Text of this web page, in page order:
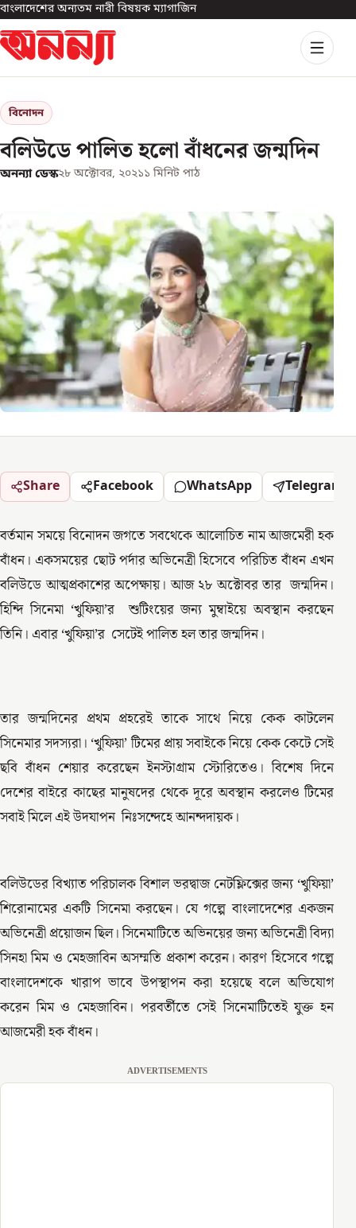
বাংলাদেশের অন্যতম নারী বিষয়ক ম্যাগাজিন
বিনোদন
বলিউডে পালিত হলো বাঁধনের জন্মদিন
অনন্যা ডেস্ক২৮ অক্টোবর, ২০২১১ মিনিট পাঠ
Share Facebook WhatsApp Telegram
বর্তমান সময়ে বিনোদন জগতে সবথেকে আলোচিত নাম আজমেরী হক
বাঁধন। একসময়ের ছোট পর্দার অভিনেত্রী হিসেবে পরিচিত বাঁধন এখন
বলিউডে আত্মপ্রকাশের অপেক্ষায়। আজ ২৮ অক্টোবর তার জন্মদিন।
হিন্দি সিনেমা ‘খুফিয়া’র শুটিংয়ের জন্য মুম্বাইয়ে অবস্থান করছেন
তিনি। এবার ‘খুফিয়া’র সেটেই পালিত হল তার জন্মদিন।
তার জন্মদিনের প্রথম প্রহরেই তাকে সাথে নিয়ে কেক কাটলেন
সিনেমার সদস্যরা। ‘খুফিয়া’ টিমের প্রায় সবাইকে নিয়ে কেক কেটে সেই
ছবি বাঁধন শেয়ার করেছেন ইনস্টাগ্রাম স্টোরিতেও। বিশেষ দিনে
দেশের বাইরে কাছের মানুষদের থেকে দূরে অবস্থান করলেও টিমের
সবাই মিলে এই উদযাপন নিঃসন্দেহে আনন্দদায়ক।
বলিউডের বিখ্যাত পরিচালক বিশাল ভরদ্বাজ নেটফ্লিক্সের জন্য ‘খুফিয়া’
শিরোনামের একটি সিনেমা করছেন। যে গল্পে বাংলাদেশের একজন
অভিনেত্রী প্রয়োজন ছিল। সিনেমাটিতে অভিনয়ের জন্য অভিনেত্রী বিদ্যা
সিনহা মিম ও মেহজাবিন অসম্মতি প্রকাশ করেন। কারণ হিসেবে গল্পে
বাংলাদেশকে খারাপ ভাবে উপস্থাপন করা হয়েছে বলে অভিযোগ
করেন মিম ও মেহজাবিন। পরবর্তীতে সেই সিনেমাটিতেই যুক্ত হন
আজমেরী হক বাঁধন।
ADVERTISEMENTS